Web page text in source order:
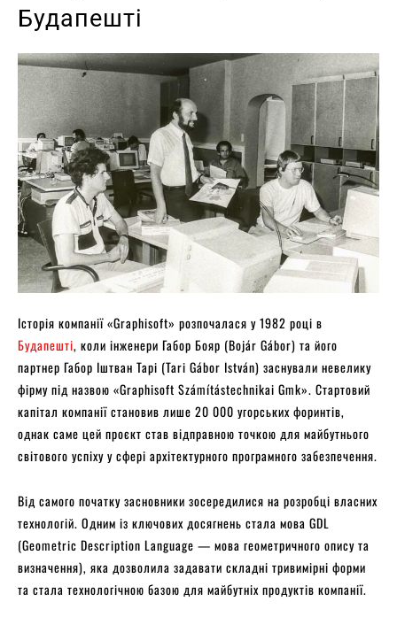
Будапешті
Історія компанії «Graphisoft» розпочалася у 1982 році в
Будапешті, коли інженери Габор Бояр (Bojár Gábor) та його
партнер Габор Іштван Тарі (Tari Gábor István) заснували невелику
фірму під назвою «Graphisoft Számítástechnikai Gmk». Стартовий
капітал компанії становив лише 20 000 угорських форинтів,
однак саме цей проєкт став відправною точкою для майбутнього
світового успіху у сфері архітектурного програмного забезпечення.
Від самого початку засновники зосередилися на розробці власних
технологій. Одним із ключових досягнень стала мова GDL
(Geometric Description Language — мова геометричного опису та
визначення), яка дозволила задавати складні тривимірні форми
та стала технологічною базою для майбутніх продуктів компанії.